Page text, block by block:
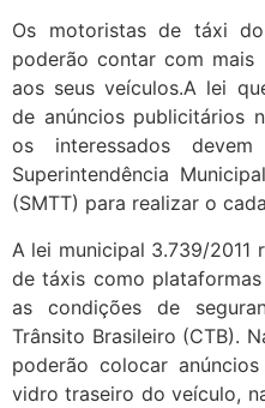
Os motoristas de táxi
poderão contar com
aos seus veículos.A lei
de anúncios publicitários
os interessados
Superintendência
(SMTT) para realizar o
A lei municipal 3.739/2011
de táxis como
as condições de
Trânsito Brasileiro (CTB).
poderão colocar
vidro traseiro do veículo,